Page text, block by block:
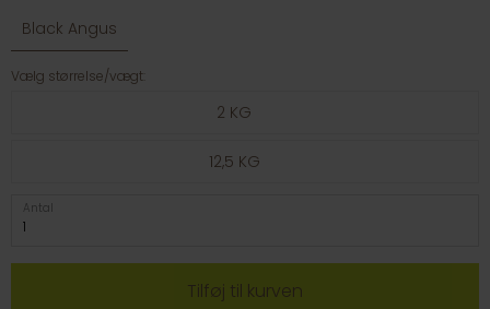
Black Angus
Vælg størrelse/vægt:
2 KG
12,5 KG
Antal